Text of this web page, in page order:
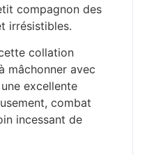
compagnon des
irrésistibles.
collation
mâchonner avec
excellente
combat
incessant de